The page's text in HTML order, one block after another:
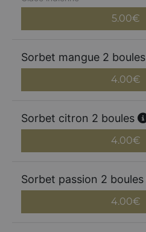
5.00€
Sorbet mangue 2 boules
4.00€
Sorbet citron 2 boules
4.00€
Sorbet passion 2 boules
4.00€